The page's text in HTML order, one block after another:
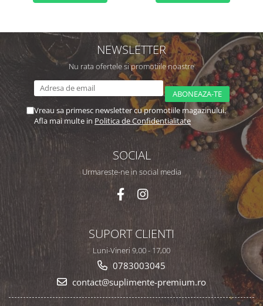
NEWSLETTER
Nu rata ofertele si promotiile noastre
Vreau sa primesc newsletter cu promotiile magazinului.
Afla mai multe in Politica de Confidentialitate
SOCIAL
Urmareste-ne in social media
SUPORT CLIENTI
Luni-Vineri 9,00 - 17,00
0783003045
contact@suplimente-premium.ro